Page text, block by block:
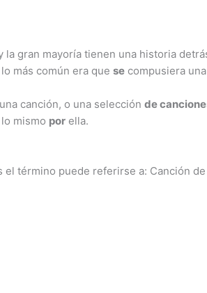
la gran mayoría tienen una historia
más común era que se compusiera
una canción, o una selección de
mismo por ella.
el término puede referirse a: Canción